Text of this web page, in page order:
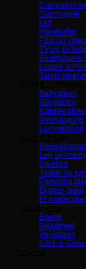
Gaminggrej
Lyd
Hørebøffer
Foto og video
TV og
Smartphone
Ladere &
Tablet
Babyalarm
Rengøring
Køkken
Overvågning
Lammeskind
Rejsetilbehør
Leg og hobby
Sportsur
Tasker og
Personlig
El biler- børn
El
Energi
Sikkerhed
Vejrstation
Click & Grow